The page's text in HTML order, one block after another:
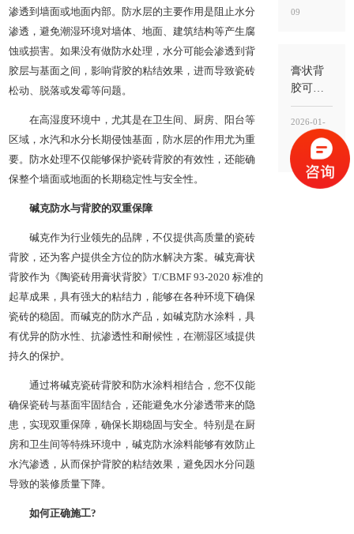
渗透到墙面或地面内部。防水层的主要作用是阻止水分
渗透，避免潮湿环境对墙体、地面、建筑结构等产生腐
蚀或损害。如果没有做防水处理，水分可能会渗透到背
胶层与基面之间，影响背胶的粘结效果，进而导致瓷砖
松动、脱落或发霉等问题。
在高湿度环境中，尤其是在卫生间、厨房、阳台等
区域，水汽和水分长期侵蚀基面，防水层的作用尤为重
要。防水处理不仅能够保护瓷砖背胶的有效性，还能确
保整个墙面或地面的长期稳定性与安全性。
碱克防水与背胶的双重保障
碱克作为行业领先的品牌，不仅提供高质量的瓷砖
背胶，还为客户提供全方位的防水解决方案。碱克膏状
背胶作为《陶瓷砖用膏状背胶》T/CBMF 93-2020 标准的
起草成果，具有强大的粘结力，能够在各种环境下确保
瓷砖的稳固。而碱克的防水产品，如碱克防水涂料，具
有优异的防水性、抗渗透性和耐候性，在潮湿区域提供
持久的保护。
通过将碱克瓷砖背胶和防水涂料相结合，您不仅能
确保瓷砖与基面牢固结合，还能避免水分渗透带来的隐
患，实现双重保障，确保长期稳固与安全。特别是在厨
房和卫生间等特殊环境中，碱克防水涂料能够有效防止
水汽渗透，从而保护背胶的粘结效果，避免因水分问题
导致的装修质量下降。
如何正确施工?
头”，而
性”能不
能落到
工地
09
膏状背
胶可以
刷地面
吗？能
用，但
别刷错
位置，
关键
2026-01-
09